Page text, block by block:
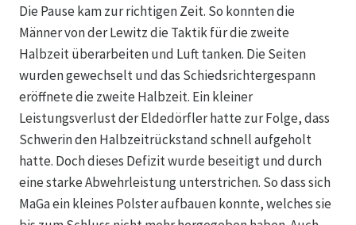
Die Pause kam zur richtigen Zeit. So konnten die
Männer von der Lewitz die Taktik für die zweite
Halbzeit überarbeiten und Luft tanken. Die Seiten
wurden gewechselt und das Schiedsrichtergespann
eröffnete die zweite Halbzeit. Ein kleiner
Leistungsverlust der Eldedörfler hatte zur Folge, dass
Schwerin den Halbzeitrückstand schnell aufgeholt
hatte. Doch dieses Defizit wurde beseitigt und durch
eine starke Abwehrleistung unterstrichen. So dass sich
MaGa ein kleines Polster aufbauen konnte, welches sie